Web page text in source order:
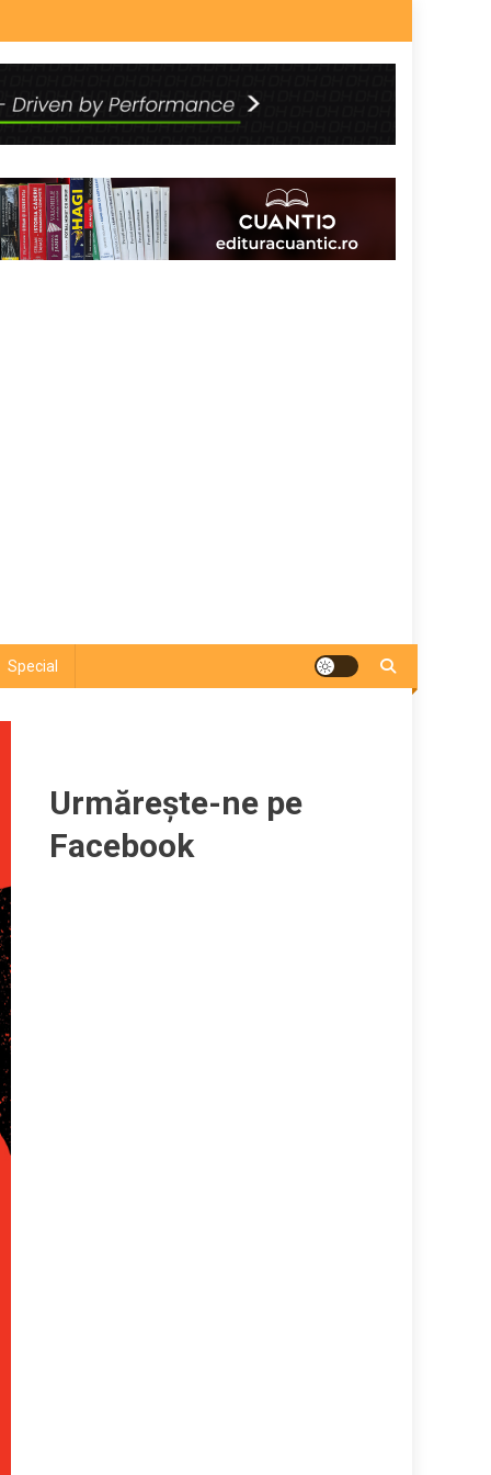
Special
Urmărește-ne pe
Facebook